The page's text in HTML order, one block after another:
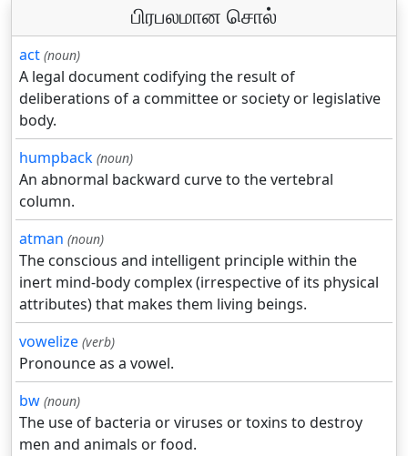
பிரபலமான சொல்
act (noun)
A legal document codifying the result of
deliberations of a committee or society or legislative
body.
humpback (noun)
An abnormal backward curve to the vertebral
column.
atman (noun)
The conscious and intelligent principle within the
inert mind-body complex (irrespective of its physical
attributes) that makes them living beings.
vowelize (verb)
Pronounce as a vowel.
bw (noun)
The use of bacteria or viruses or toxins to destroy
men and animals or food.